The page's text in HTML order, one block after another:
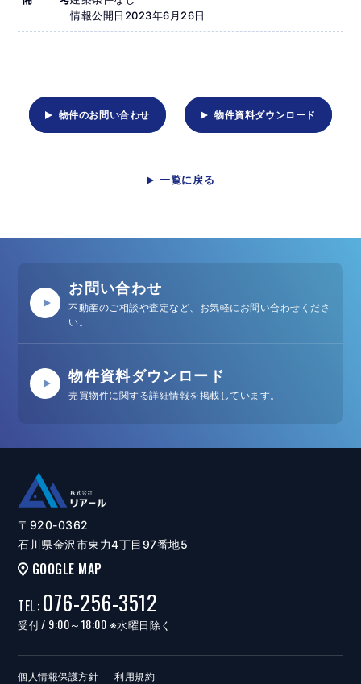
情報公開日2023年6月26日
物件のお問い合わせ 物件資料ダウンロード
一覧に戻る
お問い合わせ
不動産のご相談や査定など、お気軽にお問い合わせくださ
い。
物件資料ダウンロード
売買物件に関する詳細情報を掲載しています。
〒920-0362
石川県金沢市東力4丁目97番地5
GOOGLE MAP
TEL: 076-256-3512
受付/ 9:00～18:00 ※水曜日除く
個人情報保護方針 利用規約